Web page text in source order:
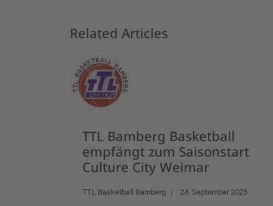
Related Articles
TTL Bamberg Basketball
empfängt zum Saisonstart
Culture City Weimar
TTL Basketball Bamberg 24. September 2025